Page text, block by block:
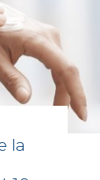
la